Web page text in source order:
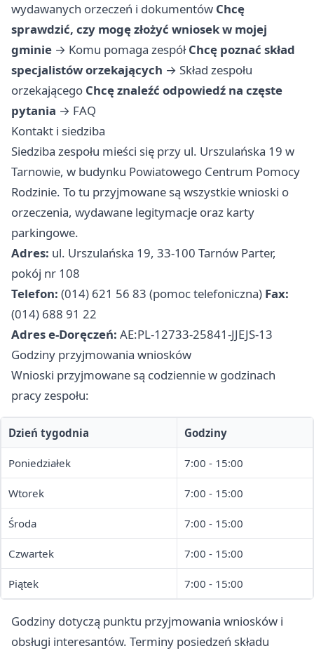
wydawanych orzeczeń i dokumentów Chcę
sprawdzić, czy mogę złożyć wniosek w mojej
gminie → Komu pomaga zespół Chcę poznać skład
specjalistów orzekających → Skład zespołu
orzekającego Chcę znaleźć odpowiedź na częste
pytania → FAQ
Kontakt i siedziba
Siedziba zespołu mieści się przy ul. Urszulańska 19 w
Tarnowie, w budynku Powiatowego Centrum Pomocy
Rodzinie. To tu przyjmowane są wszystkie wnioski o
orzeczenia, wydawane legitymacje oraz karty
parkingowe.
Adres: ul. Urszulańska 19, 33-100 Tarnów Parter,
pokój nr 108
Telefon: (014) 621 56 83 (pomoc telefoniczna) Fax:
(014) 688 91 22
Adres e-Doręczeń: AE:PL-12733-25841-JJEJS-13
Godziny przyjmowania wniosków
Wnioski przyjmowane są codziennie w godzinach
pracy zespołu:
Dzień tygodnia Godziny
Poniedziałek 7:00 - 15:00
Wtorek 7:00 - 15:00
Środa 7:00 - 15:00
Czwartek 7:00 - 15:00
Piątek 7:00 - 15:00
Godziny dotyczą punktu przyjmowania wniosków i
obsługi interesantów. Terminy posiedzeń składu